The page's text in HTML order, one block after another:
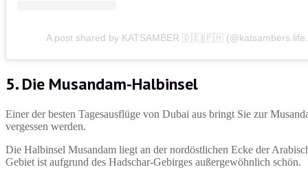
A post shared by KATSAMBER 🇩🇪|🇵🇭
5. Die Musandam-Halbinsel
Einer der besten Tagesausflüge von Dubai aus bringt Sie zur
vergessen werden.
Die Halbinsel Musandam liegt an der nordöstlichen Ecke der
Gebiet ist aufgrund des Hadschar-Gebirges außergewöhnlich schön.